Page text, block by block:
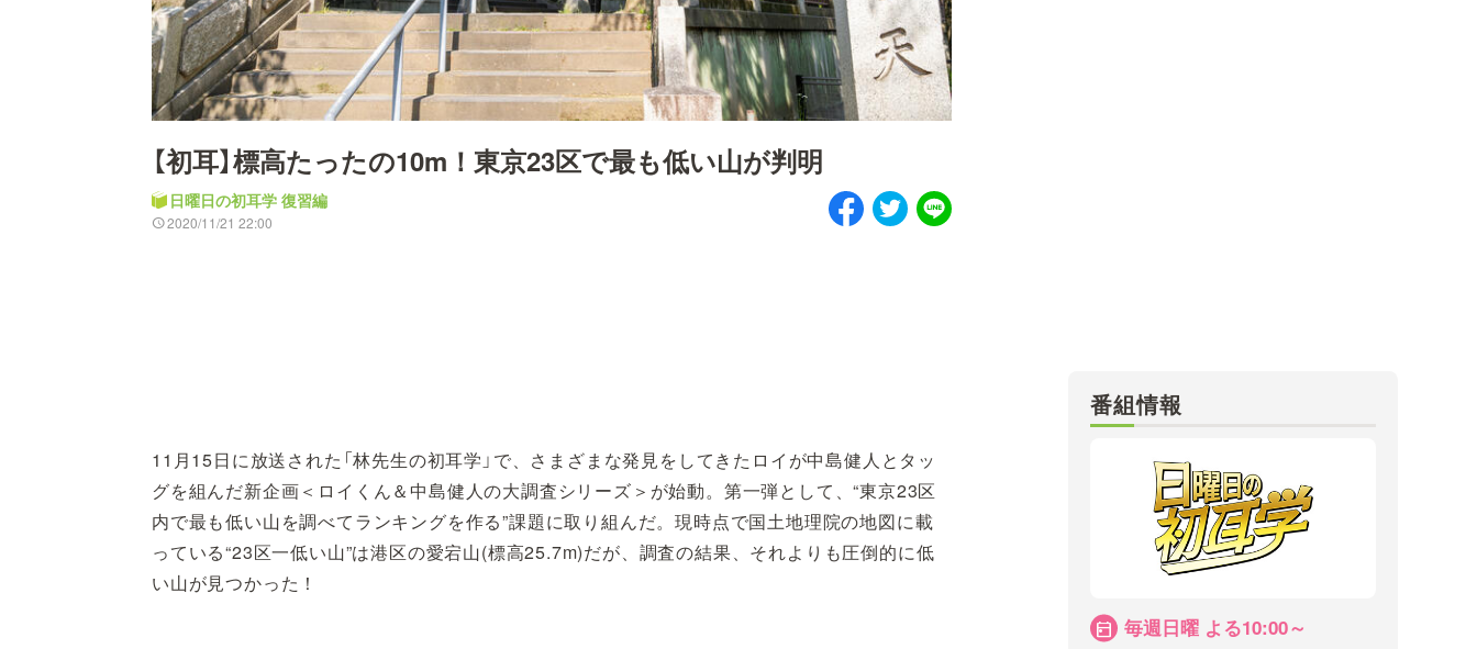
【初耳】標高たったの10m！東京23区で最も低い山が判明
日曜日の初耳学 復習編
2020/11/21 22:00
11月15日に放送された「林先生の初耳学」で、さまざまな発見をしてきたロイが中島健人とタッ
グを組んだ新企画＜ロイくん＆中島健人の大調査シリーズ＞が始動。第一弾として、“東京23区
内で最も低い山を調べてランキングを作る”課題に取り組んだ。現時点で国土地理院の地図に載
っている“23区一低い山”は港区の愛宕山(標高25.7m)だが、調査の結果、それよりも圧倒的に低
い山が見つかった！
番組情報
毎週日曜 よる10:00～